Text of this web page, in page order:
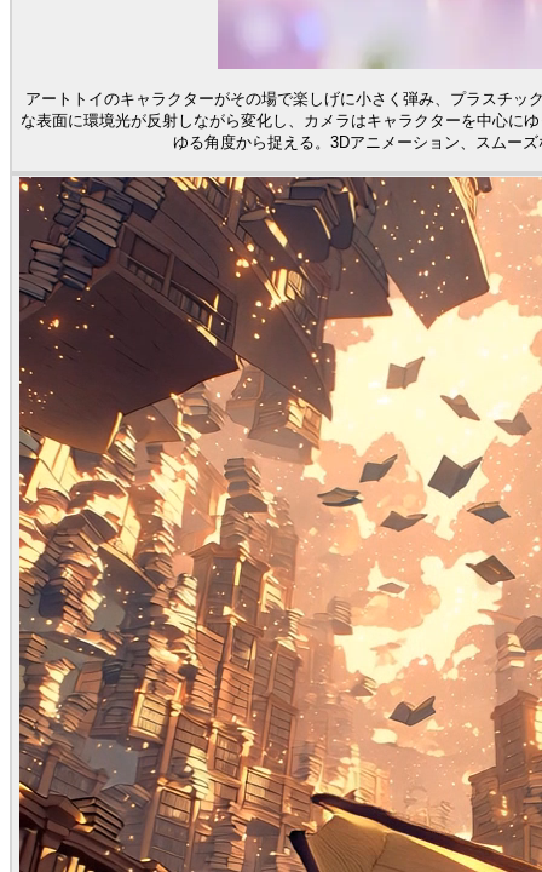
アートトイのキャラクターがその場で楽しげに小さく弾み、プラスチ
な表面に環境光が反射しながら変化し、カメラはキャラクターを中心に
ゆる角度から捉える。3Dアニメーション、スムー